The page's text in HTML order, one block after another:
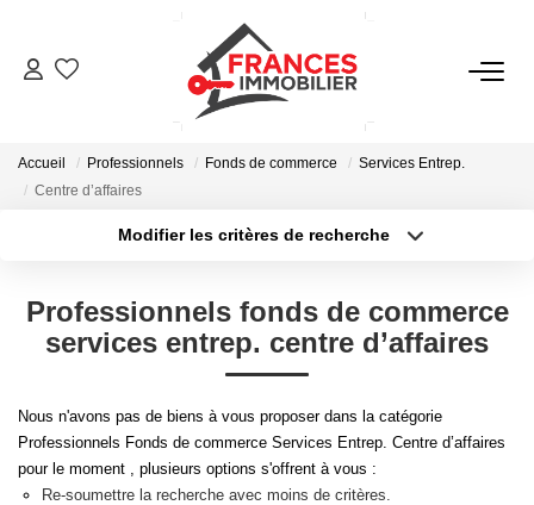
ESTIMATION
NOTRE AGENCE
CONTACT
Accueil Professionnels Fonds de commerce
Services Entrep.
Centre d’affaires
Modifier les critères de recherche
Sélectionnez...
Type de bien
Surface min
Créer une alerte
Professionnels fonds de commerce
services entrep. centre d’affaires
Nous n'avons pas de biens à vous proposer dans la catégorie
Professionnels Fonds de commerce Services Entrep. Centre d’affaires
pour le moment , plusieurs options s'offrent à vous :
Re-soumettre la recherche avec moins de critères.